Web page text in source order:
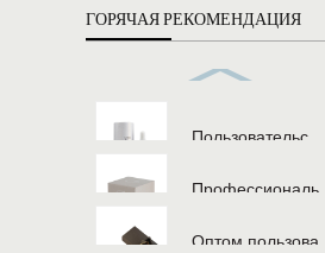
ГОРЯЧАЯ РЕКОМЕНДАЦИЯ
Пользовательс...
Профессиональ...
Оптом пользова...